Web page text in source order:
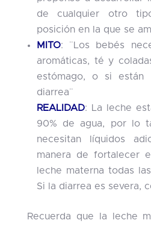
de cualquier otro
posición en la que se
MITO: ¨Los bebés
aromáticas, té y
estómago, o si están
diarrea¨
REALIDAD: La leche
90% de agua, por lo
necesitan líquidos
manera de fortalecer
leche materna todas
Si la diarrea es severa,
Recuerda que la leche